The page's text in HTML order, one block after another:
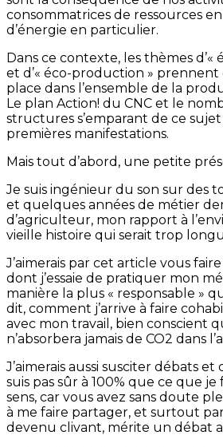
consommatrices de ressources
d’énergie en particulier.
Dans ce contexte, les thèmes d’«
et d’« éco-production »
place dans l’ensemble de la
Le plan Action! du CNC et le
structures s’emparant de ce
premières manifestations.
Mais tout d’abord, une petite
Je suis ingénieur du son sur des
et quelques années de métier
d’agriculteur, mon rapport à
vieille histoire qui serait trop
J’aimerais par cet article vous
dont j’essaie de pratiquer mon
manière la plus « responsable »
dit, comment j’arrive à faire
avec mon travail, bien conscient
n’absorbera jamais de CO2 dans
J’aimerais aussi susciter débats et
suis pas sûr à 100% que ce que je
sens, car vous avez sans doute
à me faire partager, et surtout
devenu clivant, mérite un débat